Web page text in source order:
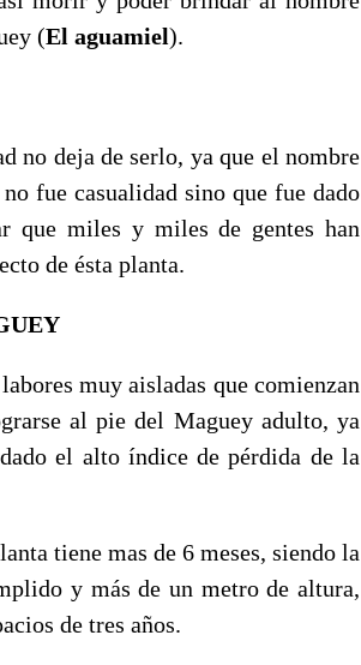
(El aguamiel).
no deja de serlo, ya que el nombre
fue casualidad sino que fue dado
que miles y miles de gentes han
de ésta planta.
muy aisladas que comienzan
al pie del Maguey adulto, ya
el alto índice de pérdida de la
tiene mas de 6 meses, siendo la
y más de un metro de altura,
de tres años.